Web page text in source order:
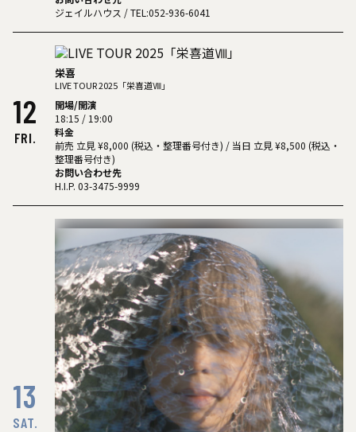
ジェイルハウス / TEL:052-936-6041
12
FRI.
栄喜
LIVE TOUR 2025「栄喜道Ⅷ」
開場/開演
18:15 / 19:00
料金
前売 ⽴⾒ ¥8,000 (税込・整理番号付き) / 当日 ⽴⾒ ¥8,500 (税込・
整理番号付き)
お問い合わせ先
H.I.P. 03-3475-9999
13
SAT.